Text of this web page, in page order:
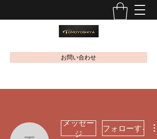
お問い合わせ
メッセー
ジ
フォローする